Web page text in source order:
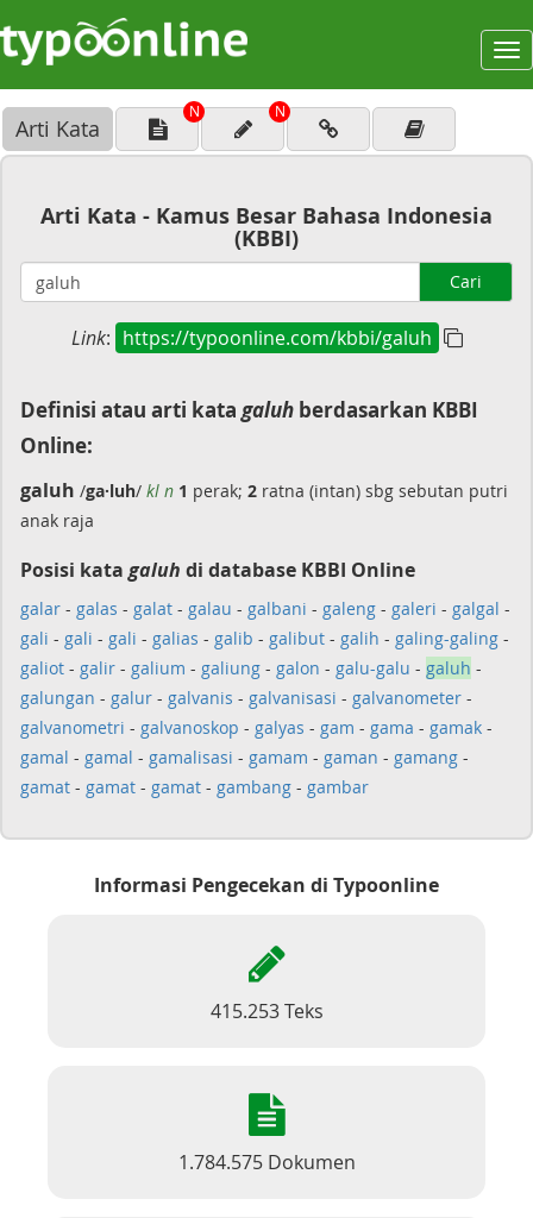
Arti Kata
N N
Arti Kata - Kamus Besar Bahasa Indonesia
(KBBI)
Cari
Link: https://typoonline.com/kbbi/galuh
Definisi atau arti kata galuh berdasarkan KBBI
Online:
galuh /ga·luh/ kl n 1 perak; 2 ratna (intan) sbg sebutan putri
anak raja
Posisi kata galuh di database KBBI Online
galar - galas - galat - galau - galbani - galeng - galeri - galgal -
gali - gali - gali - galias - galib - galibut - galih - galing-galing -
galiot - galir - galium - galiung - galon - galu-galu - galuh -
galungan - galur - galvanis - galvanisasi - galvanometer -
galvanometri - galvanoskop - galyas - gam - gama - gamak -
gamal - gamal - gamalisasi - gamam - gaman - gamang -
gamat - gamat - gamat - gambang - gambar
Informasi Pengecekan di Typoonline
415.253 Teks
1.784.575 Dokumen